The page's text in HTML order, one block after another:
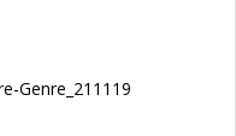
Genre_211119